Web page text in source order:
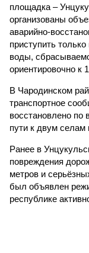
площадка –
организованы
аварийно-
приступить
воды,
ориентировочно к
В Чародинском
транспортное
восстановлено по
пути к двум
Ранее в
повреждения
метров и
был объявлен
республике